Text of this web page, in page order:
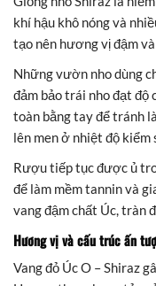
khí hậu khô nóng và
tạo nên hương vị đậm
Những vườn nho dùng
đảm bảo trái nho đạt độ
toàn bằng tay để tránh
lên men ở nhiệt độ kiểm
Rượu tiếp tục được ủ
để làm mềm tannin và
vang đậm chất Úc, tràn
Hương vị và cấu trúc ấn
Vang đỏ Úc O – Shiraz